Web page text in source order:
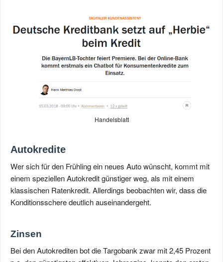
Handelsblatt
Autokredite
Wer sich für den Frühling ein neues Auto wünscht, kommt mit
einem speziellen Autokredit günstiger weg, als mit einem
klassischen Ratenkredit. Allerdings beobachten wir, dass die
Konditionsschere deutlich auseinandergeht.
Zinsen
Bei den Autokrediten bot die Targobank zwar mit 2,45 Prozent